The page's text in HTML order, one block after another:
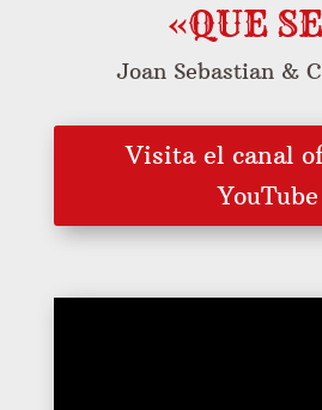
«QUE
Joan Sebastian &
Visita el canal
YouTube